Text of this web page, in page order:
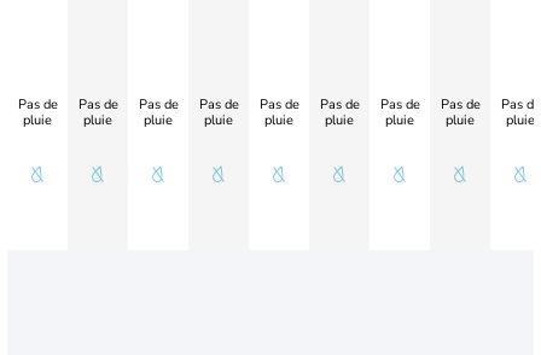
Pas de
pluie
Pas de
pluie
Pas de
pluie
Pas de
pluie
Pas de
pluie
Pas de
pluie
Pas de
pluie
Pas de
pluie
Pas de
pluie